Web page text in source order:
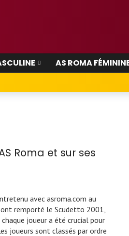
AS ROMA
Roma et sur ses
avec asroma.com au
remporté le Scudetto 2001,
joueur a été crucial pour
joueurs sont classés par ordre